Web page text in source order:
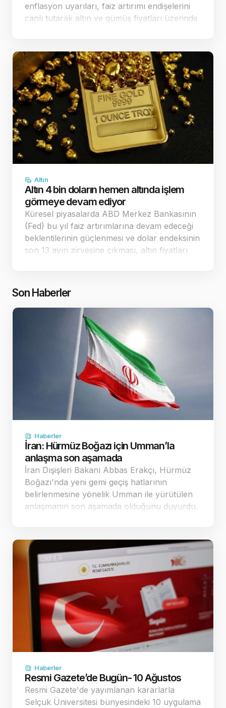
enflasyon uyarıları, faiz artırımı endişelerini
canlı tutarak altın ve gümüş fiyatları üzerinde
Altın
Altın 4 bin doların hemen altında işlem
görmeye devam ediyor
Küresel piyasalarda ABD Merkez Bankasının
(Fed) bu yıl faiz artırımlarına devam edeceği
beklentilerinin güçlenmesi ve dolar endeksinin
son 13 ayın zirvesine çıkması, altın fiyatları
Son Haberler
Haberler
İran: Hürmüz Boğazı için Umman’la
anlaşma son aşamada
İran Dışişleri Bakanı Abbas Erakçı, Hürmüz
Boğazı'nda yeni gemi geçiş hatlarının
belirlenmesine yönelik Umman ile yürütülen
anlaşmanın son aşamada olduğunu duyurdu.
Haberler
Resmi Gazete’de Bugün- 10 Ağustos
Resmi Gazete'de yayımlanan kararlarla
Selçuk Üniversitesi bünyesindeki 10 uygulama